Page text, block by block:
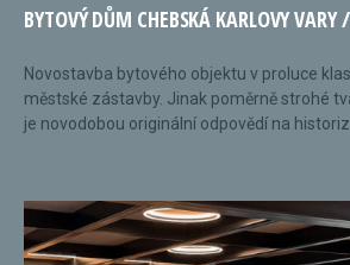
BYTOVÝ DŮM CHEBSKÁ KARLOVY VARY
Novostavba bytového objektu v proluce
městské zástavby. Jinak poměrně strohé
je novodobou originální odpovědí na